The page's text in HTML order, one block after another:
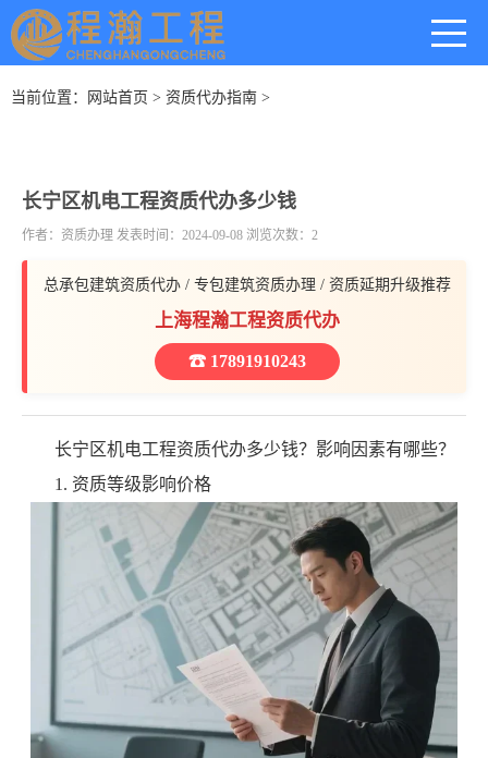
当前位置： 网站首页 > 资质代办指南 >
长宁区机电工程资质代办多少钱
作者：资质办理 发表时间：2024-09-08 浏览次数：2
总承包建筑资质代办 / 专包建筑资质办理 / 资质延期升级推荐
上海程瀚工程资质代办
☎ 17891910243
长宁区机电工程资质代办多少钱？影响因素有哪些？
1. 资质等级影响价格